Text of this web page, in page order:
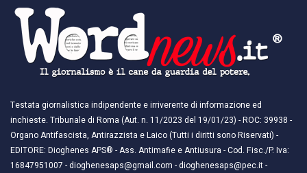
Testata giornalistica indipendente e irriverente di informazione ed
inchieste. Tribunale di Roma (Aut. n. 11/2023 del 19/01/23) - ROC: 39938 -
Organo Antifascista, Antirazzista e Laico (Tutti i diritti sono Riservati) -
EDITORE: Dioghenes APS® - Ass. Antimafie e Antiusura - Cod. Fisc./P. Iva:
16847951007 - dioghenesaps@gmail.com - dioghenesaps@pec.it - ​​